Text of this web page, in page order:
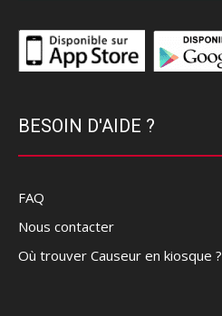
BESOIN D'AIDE ?
FAQ
Nous contacter
Où trouver Causeur en kiosque ?